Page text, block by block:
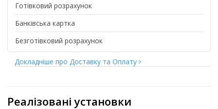
Готівковий розрахунок
Банківська картка
Безготівковий розрахунок
Докладніше про Доставку та Оплату
Реалізовані установки